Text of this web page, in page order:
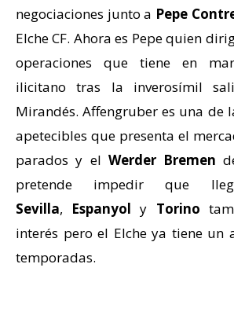
negociaciones junto a Pepe
Elche CF. Ahora es Pepe quien
operaciones que tiene en
ilicitano tras la inverosímil
Mirandés. Affengruber es una de
apetecibles que presenta el
parados y el Werder Bremen
pretende impedir que
Sevilla, Espanyoly Torino
interés pero el Elche ya tiene un
temporadas.